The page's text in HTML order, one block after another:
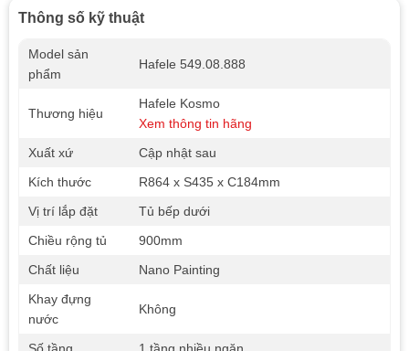
Thông số kỹ thuật
Model sản
phẩm
Hafele 549.08.888
Thương hiệu
Hafele Kosmo
Xem thông tin hãng
Xuất xứ
Cập nhật sau
Kích thước
R864 x S435 x C184mm
Vị trí lắp đặt
Tủ bếp dưới
Chiều rộng tủ
900mm
Chất liệu
Nano Painting
Khay đựng
nước
Không